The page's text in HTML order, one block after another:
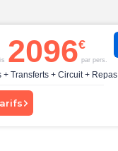
2096 par pers.
+ Transferts + Circuit + Repas